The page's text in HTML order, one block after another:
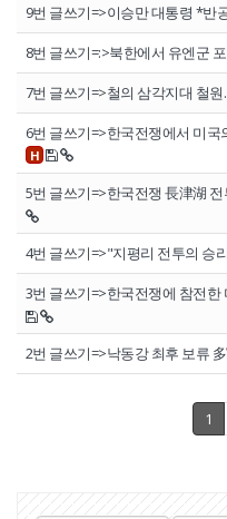
9번 글쓰기=>이승만 대통령 *반
8번 글쓰기=:>북한에서 유엔군
7번 글쓰기=>철의 삼각지대 철
6번 글쓰기=>한국전쟁에서 미
H
5번 글쓰기=>한국전쟁 長津湖
4번 글쓰기=>"지평리 전투의 승
3번 글쓰기=>한국전쟁에 참전
2번 글쓰기=>낙동강 최후 보류
1